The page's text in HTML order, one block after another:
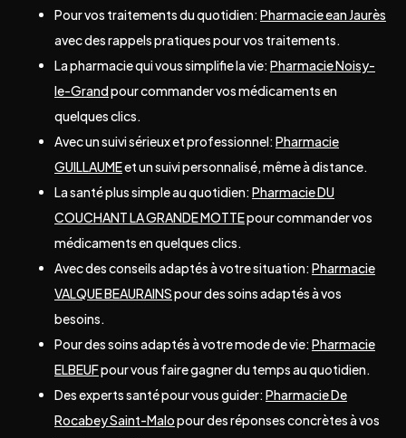
Pour vos traitements du quotidien: Pharmacie ean Jaurès
avec des rappels pratiques pour vos traitements.
La pharmacie qui vous simplifie la vie: Pharmacie Noisy-
le-Grandpour commander vos médicaments en
quelques clics.
Avec un suivi sérieux et professionnel: Pharmacie
GUILLAUMEet un suivi personnalisé, même à distance.
La santé plus simple au quotidien: Pharmacie DU
COUCHANT LA GRANDE MOTTEpour commander vos
médicaments en quelques clics.
Avec des conseils adaptés à votre situation: Pharmacie
VALQUE BEAURAINSpour des soins adaptés à vos
besoins.
Pour des soins adaptés à votre mode de vie: Pharmacie
ELBEUFpour vous faire gagner du temps au quotidien.
Des experts santé pour vous guider: Pharmacie De
Rocabey Saint-Malopour des réponses concrètes à vos